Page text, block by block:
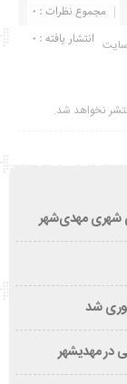
مجموع نظرات : 0
انتشار یافته : ۰
نخواهد شد.
شهری مهدی‌شهر